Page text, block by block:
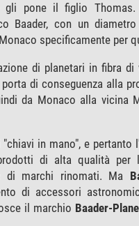
gli pone il figlio
Baader, con un
specificamente per
di planetari in fibra di
di conseguenza alla
da Monaco alla vicina
in mano", e pertanto
di alta qualità per
di marchi rinomati. Ma
di accessori
il marchio Baader-